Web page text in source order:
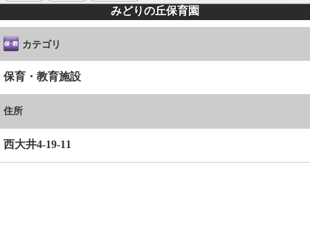
みどりの丘保育園
カテゴリ
保育・教育施設
住所
西大井4-19-11